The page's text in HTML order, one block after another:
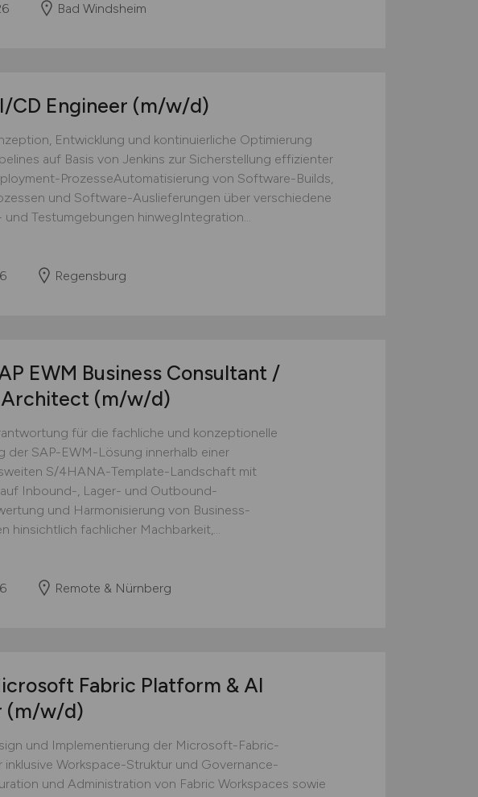
Bad Windsheim
CD Engineer (m/w/d)
Entwicklung und kontinuierliche Optimierung
auf Basis von Jenkins zur Sicherstellung effizienter
ProzesseAutomatisierung von Software-Builds,
und Software-Auslieferungen über verschiedene
und Testumgebungen hinwegIntegration...
Regensburg
EWM Business Consultant /
(m/w/d)
für die fachliche und konzeptionelle
der SAP-EWM-Lösung innerhalb einer
S/4HANA-Template-Landschaft mit
Inbound-, Lager- und Outbound-
und Harmonisierung von Business-
hinsichtlich fachlicher Machbarkeit,...
Remote & Nürnberg
Fabric Platform & AI
(m/w/d)
und Implementierung der Microsoft-Fabric-
inklusive Workspace-Struktur und Governance-
und Administration von Fabric Workspaces sowie